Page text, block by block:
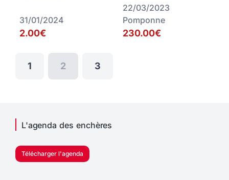
31/01/2024
2.00€
22/03/2023
Pomponne
230.00€
1 2 3
L'agenda des enchères
Télécharger l'agenda